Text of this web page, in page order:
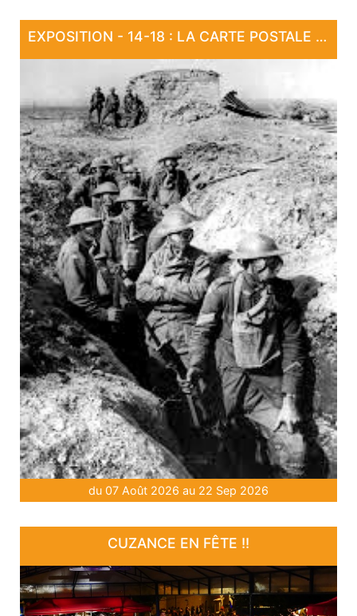
EXPOSITION - 14-18 : LA CARTE POSTALE EN GUERRE
du 07 Août 2026 au 22 Sep 2026
CUZANCE EN FÊTE !!